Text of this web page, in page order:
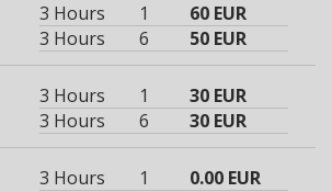
3 Hours 1
60 EUR
3 Hours
6 50 EUR
3 Hours 1
30 EUR
3 Hours
6 30 EUR
3 Hours 1 0.00 EUR